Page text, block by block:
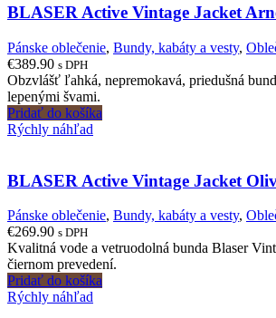
variants.
The
options
may
chosen
on
the
BLASER Active Vintage Jacket
Pánske oblečenie, Bundy, kabáty a vesty,
€389.90 s DPH
Obzvlášť ľahká, nepremokavá, priedušná
lepenými švami.
Pridať do košíka
Rýchly náhľad
BLASER Active Vintage Jacket
Pánske oblečenie, Bundy, kabáty a vesty,
€269.90 s DPH
Kvalitná vode a vetruodolná bunda Blaser
čiernom prevedení.
Pridať do košíka
Rýchly náhľad